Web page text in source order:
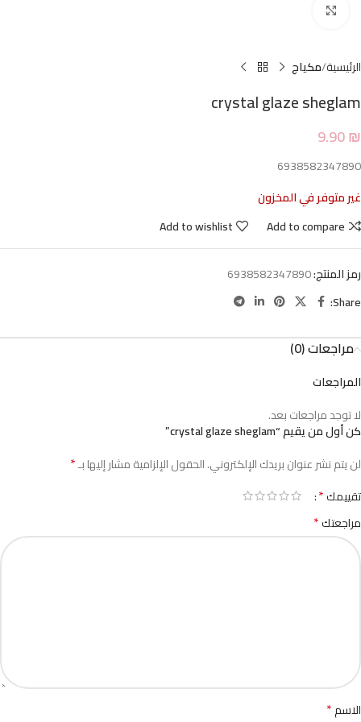
الرئيسية مكياج
crystal glaze sheglam
9.90₪
6938582347890
غير متوفر في المخزون
Add to compare
Add to wishlist
رمز المنتج:6938582347890
Share:
مراجعات (0)
المراجعات
لا توجد مراجعات بعد.
كن أول من يقيم “crystal glaze sheglam”
لن يتم نشر عنوان بريدك الإلكتروني.الحقول الإلزامية مشار إليها بـ*
تقييمك*
مراجعتك*
الاسم*